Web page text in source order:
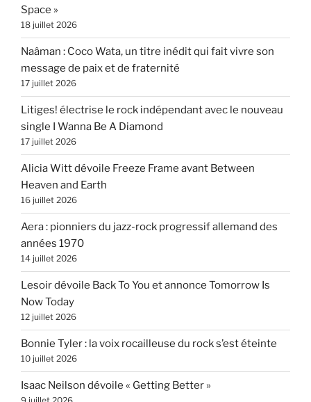
Space »
18 juillet 2026
Naâman : Coco Wata, un titre inédit qui fait vivre son
message de paix et de fraternité
17 juillet 2026
Litiges! électrise le rock indépendant avec le nouveau
single I Wanna Be A Diamond
17 juillet 2026
Alicia Witt dévoile Freeze Frame avant Between
Heaven and Earth
16 juillet 2026
Aera : pionniers du jazz-rock progressif allemand des
années 1970
14 juillet 2026
Lesoir dévoile Back To You et annonce Tomorrow Is
Now Today
12 juillet 2026
Bonnie Tyler : la voix rocailleuse du rock s’est éteinte
10 juillet 2026
Isaac Neilson dévoile « Getting Better »